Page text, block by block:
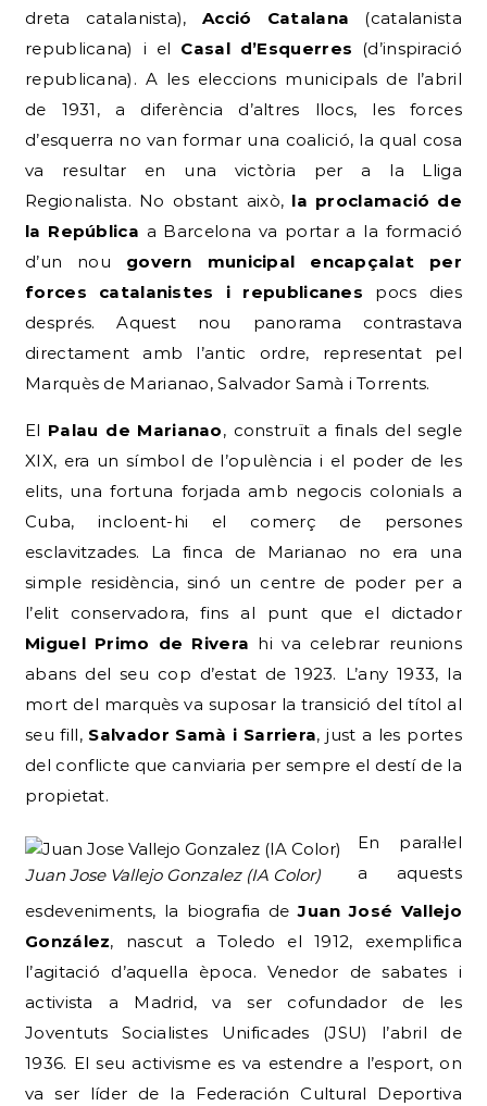
dreta catalanista), Acció Catalana (catalanista
republicana) i el Casal d’Esquerres (d’inspiració
republicana). A les eleccions municipals de l’abril
de 1931, a diferència d’altres llocs, les forces
d’esquerra no van formar una coalició, la qual cosa
va resultar en una victòria per a la Lliga
Regionalista. No obstant això, la proclamació de
la República a Barcelona va portar a la formació
d’un nou govern municipal encapçalat per
forces catalanistes i republicanes pocs dies
després. Aquest nou panorama contrastava
directament amb l’antic ordre, representat pel
Marquès de Marianao, Salvador Samà i Torrents.
El Palau de Marianao, construït a finals del segle
XIX, era un símbol de l’opulència i el poder de les
elits, una fortuna forjada amb negocis colonials a
Cuba, incloent-hi el comerç de persones
esclavitzades. La finca de Marianao no era una
simple residència, sinó un centre de poder per a
l’elit conservadora, fins al punt que el dictador
Miguel Primo de Rivera hi va celebrar reunions
abans del seu cop d’estat de 1923. L’any 1933, la
mort del marquès va suposar la transició del títol al
seu fill, Salvador Samà i Sarriera, just a les portes
del conflicte que canviaria per sempre el destí de la
propietat.
Juan Jose Vallejo Gonzalez (IA Color)
En paral·lel
a aquests
esdeveniments, la biografia deJuan José Vallejo
González, nascut a Toledo el 1912, exemplifica
l’agitació d’aquella època. Venedor de sabates i
activista a Madrid, va ser cofundador de les
Joventuts Socialistes Unificades (JSU) l’abril de
1936. El seu activisme es va estendre a l’esport, on
va ser líder de la Federación Cultural Deportiva